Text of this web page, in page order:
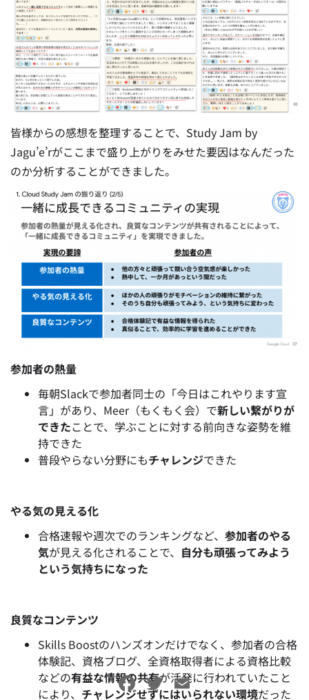
皆様からの感想を整理することで、Study Jam by
Jagu’e’rがここまで盛り上がりをみせた要因はなんだった
のか分析することができました。
参加者の熱量
毎朝Slackで参加者同士の「今日はこれやります宣
言」があり、Meer（もくもく会）で新しい繋がりが
できたことで、学ぶことに対する前向きな姿勢を維
持できた
普段やらない分野にもチャレンジできた
やる気の見える化
合格速報や週次でのランキングなど、 参加者のやる
気が見える化されることで、 自分も頑張ってみよう
という気持ちになった
良質なコンテンツ
Skills Boostのハンズオンだけでなく、参加者の合格
体験記、資格ブログ、全資格取得者による資格比較
などの有益な情報の共有が活発に行われていたこと
により、 チャレンジせずにはいられない環境だった
FacebookTwitterEmail